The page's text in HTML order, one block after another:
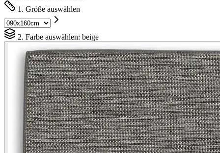
1. Größe auswählen
2. Farbe auswählen: beige